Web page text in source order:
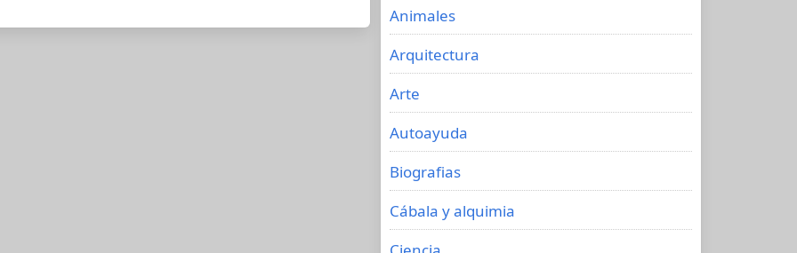
Animales
Arquitectura
Arte
Autoayuda
Biografias
Cábala y alquimia